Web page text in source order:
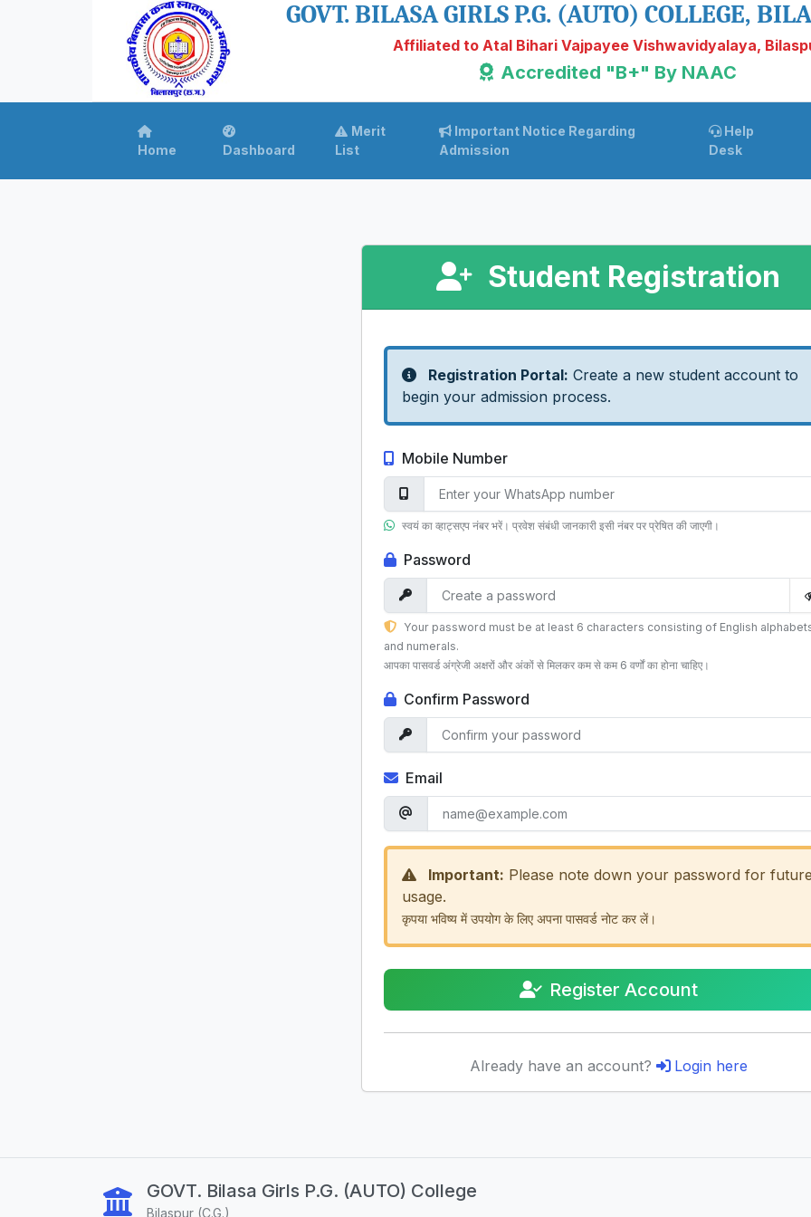
GOVT. BILASA GIRLS P.G. (AUTO) COLLEGE,
Affiliated to Atal Bihari Vajpayee Vishwavidyalaya,
Accredited "B+" By NAAC
Home Dashboard
Merit
List
Important Notice Regarding
Admission
Help
Desk
Student Registration
Registration Portal: Create a new student account to
begin your admission process.
Mobile Number
स्वयं का व्हाट्सएप नंबर भरें। प्रवेश संबंधी जानकारी इसी नंबर पर प्रेषित की जाएगी।
Password
Your password must be at least 6 characters consisting of English
and numerals.
आपका पासवर्ड अंग्रेजी अक्षरों और अंकों से मिलकर कम से कम 6 वर्णों का होना चाहिए।
Confirm Password
Email
Important: Please note down your password for
usage.
कृपया भविष्य में उपयोग के लिए अपना पासवर्ड नोट कर लें।
Register Account
Already have an account? Login here
GOVT. Bilasa Girls P.G. (AUTO) College
Bilaspur (C.G.)